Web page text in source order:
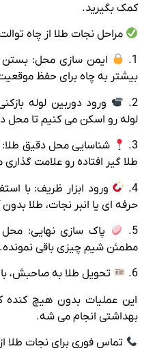
کمک بگیرید.
مراحل نجات طلا از چاه
1.
ایمن‌ سازی محل: بستن
بیشتر به چاه برای حفظ
2.
لوله رو اسکن می‌ کنیم تا
3.
طلا گیر افتاده رو علامت‌
4.
ورود ابزار ظریف: با
حرفه‌ ای یا انبر نجات، طلا
5.
پاک‌ سازی نهایی:
مطمئن شیم چیزی باقی نمونده.
6.
تحویل طلا به صاحبش،
این عملیات بدون هیچ کنده‌
بهداشتی انجام می‌ شه.
تماس فوری برای نجات طلا از توالت: